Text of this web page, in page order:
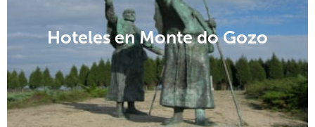
Hoteles en Monte do Gozo